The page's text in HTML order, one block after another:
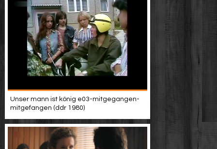
Unser mann ist könig e03-mitgegangen-
mitgefangen (ddr 1980)